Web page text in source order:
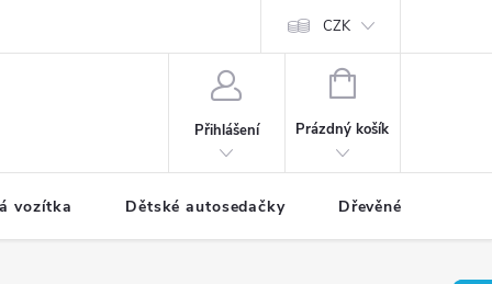
CZK
Přihlášení
NÁKUPNÍ
Prázdný košík
vozítka Dětské autosedačky Dřevěné hračky